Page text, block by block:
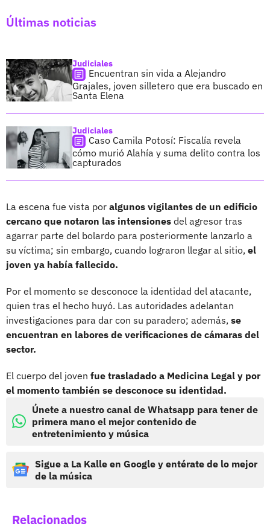
Últimas noticias
Judiciales
Encuentran sin vida a Alejandro
Grajales, joven silletero que era buscado en
Santa Elena
Judiciales
Caso Camila Potosí: Fiscalía revela
cómo murió Alahía y suma delito contra los
capturados
La escena fue vista por algunos vigilantes de un edificio
cercano que notaron las intensiones del agresor tras
agarrar parte del bolardo para posteriormente lanzarlo a
su víctima; sin embargo, cuando lograron llegar al sitio, el
joven ya había fallecido.
Por el momento se desconoce la identidad del atacante,
quien tras el hecho huyó. Las autoridades adelantan
investigaciones para dar con su paradero; además, se
encuentran en labores de verificaciones de cámaras del
sector.
El cuerpo del joven fue trasladado a Medicina Legal y por
el momento también se desconoce su identidad.
Únete a nuestro canal de Whatsapp para tener de
primera mano el mejor contenido de
entretenimiento y música
Sigue a La Kalle en Google y entérate de lo mejor
de la música
Relacionados